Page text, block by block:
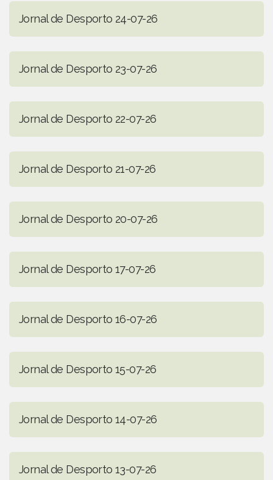
Jornal de Desporto 24-07-26
Jornal de Desporto 23-07-26
Jornal de Desporto 22-07-26
Jornal de Desporto 21-07-26
Jornal de Desporto 20-07-26
Jornal de Desporto 17-07-26
Jornal de Desporto 16-07-26
Jornal de Desporto 15-07-26
Jornal de Desporto 14-07-26
Jornal de Desporto 13-07-26